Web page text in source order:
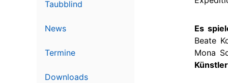
Schwerpunkt
Taubblindheit
Es
Beate
Mona
Taubblind
News
Termine
Downloads